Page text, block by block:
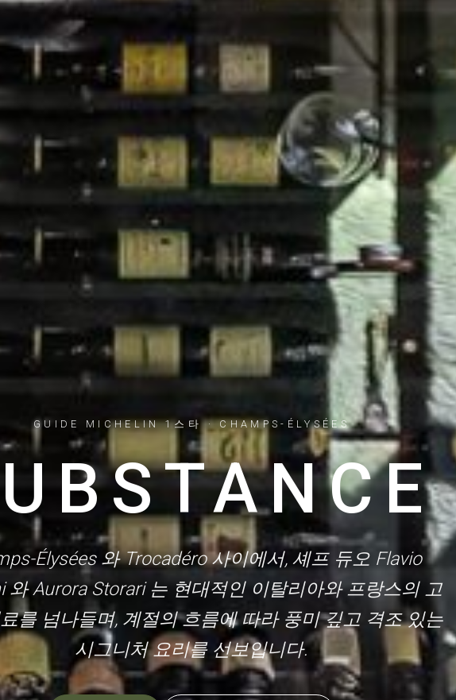
GUIDE MICHELIN 1스타 · CHAMPS-ÉLYSÉES
Élysées 와 Trocadéro 사이에서, 셰프 듀오 Flavio
와 Aurora Storari 는 현대적인 이탈리아와 프랑스의 고
를 넘나들며, 계절의 흐름에 따라 풍미 깊고 격조 있는
시그니처 요리를 선보입니다.